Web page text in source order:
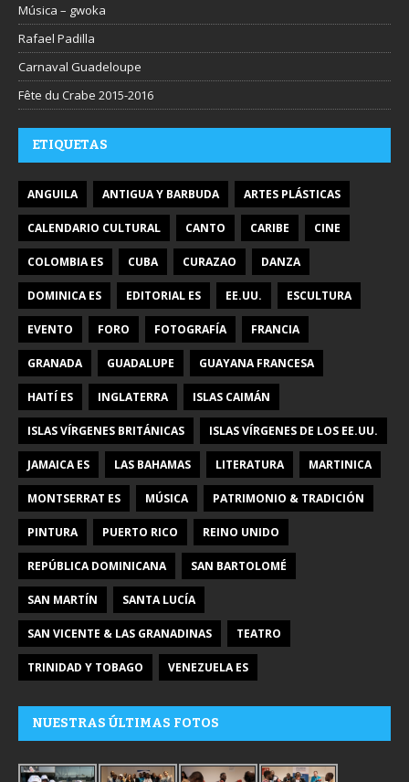
Música – gwoka
Rafael Padilla
Carnaval Guadeloupe
Fête du Crabe 2015-2016
ETIQUETAS
ANGUILA ANTIGUA Y BARBUDA ARTES PLÁSTICAS
CALENDARIO CULTURAL CANTO CARIBE CINE
COLOMBIA ES CUBA CURAZAO DANZA
DOMINICA ES EDITORIAL ES EE.UU. ESCULTURA
EVENTO FORO FOTOGRAFÍA FRANCIA
GRANADA GUADALUPE GUAYANA FRANCESA
HAITÍ ES INGLATERRA ISLAS CAIMÁN
ISLAS VÍRGENES BRITÁNICAS ISLAS VÍRGENES DE LOS EE.UU.
JAMAICA ES LAS BAHAMAS LITERATURA MARTINICA
MONTSERRAT ES MÚSICA PATRIMONIO & TRADICIÓN
PINTURA PUERTO RICO REINO UNIDO
REPÚBLICA DOMINICANA SAN BARTOLOMÉ
SAN MARTÍN SANTA LUCÍA
SAN VICENTE & LAS GRANADINAS TEATRO
TRINIDAD Y TOBAGO VENEZUELA ES
NUESTRAS ÚLTIMAS FOTOS